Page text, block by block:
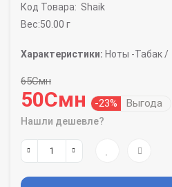
Код Товара: Shaik
Вес:50.00 г
Характеристики: Ноты -Табак /
65Смн
50Смн -23% Выгода
Нашли дешевле?